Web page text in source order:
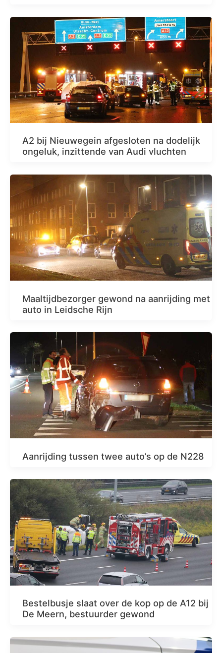
A2 bij Nieuwegein afgesloten na dodelijk
ongeluk, inzittende van Audi vluchten
Maaltijdbezorger gewond na aanrijding met
auto in Leidsche Rijn
Aanrijding tussen twee auto’s op de N228
Bestelbusje slaat over de kop op de A12 bij
De Meern, bestuurder gewond